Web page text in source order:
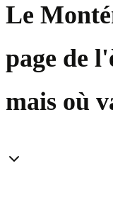
Le
page de
mais où